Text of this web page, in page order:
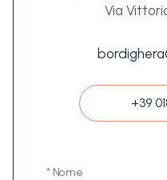
Via
+39
* Nome